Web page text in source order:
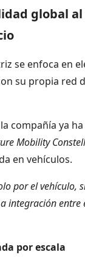
global
se enfoca en
su propia red
compañía ya
Mobility
en vehículos.
por el vehículo,
integración
por escala